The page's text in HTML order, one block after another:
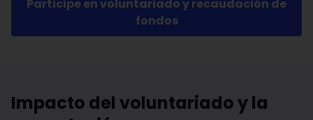
Participe en voluntariado y recaudación de
fondos
Impacto del voluntariado y la